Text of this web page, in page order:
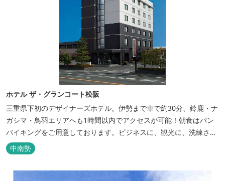
ホテル ザ・グランコート松阪
三重県下初のデザイナーズホテル。伊勢まで車で約30分、鈴鹿・ナ
ガシマ・鳥羽エリアへも1時間以内でアクセスが可能！朝食はパン
バイキングをご用意しております。ビジネスに、観光に、洗練され
た空間の中で上質なひとときをお過ごしください。
中南勢